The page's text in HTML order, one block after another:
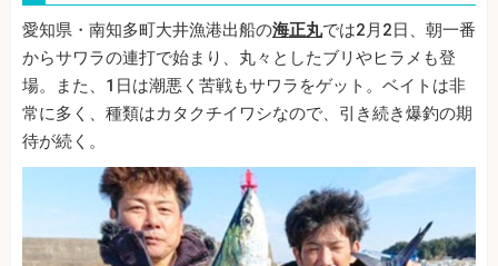
愛知県・南知多町大井漁港出船の海正丸では2月2日、朝一番
からサワラの連打で始まり、丸々としたブリやヒラメも登
場。また、1日は潮悪く苦戦もサワラをゲット。ベイトは非
常に多く、種類はカタクチイワシなので、引き続き爆釣の期
待が続く。